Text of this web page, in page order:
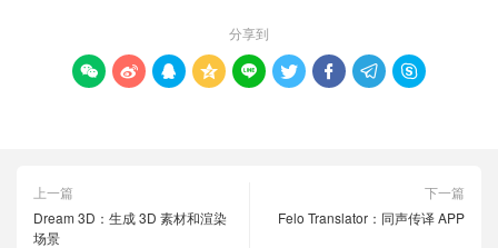
分享到
        
上一篇
Dream 3D：生成 3D 素材和渲染
场景
下一篇
Felo Translator：同声传译 APP